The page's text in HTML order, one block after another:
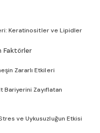
Keratinositler ve Lipidler
Faktörler
Zararlı Etkileri
Bariyerini Zayıflatan
ve Uykusuzluğun Etkisi